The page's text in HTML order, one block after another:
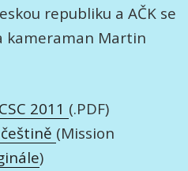
republiku a AČK se
kameraman Martin
2011 (.PDF)
(Mission
)